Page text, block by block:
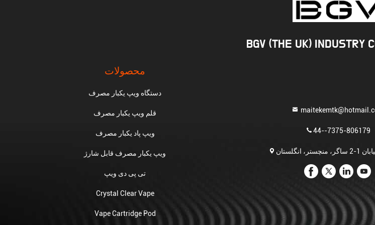
BGV (THE UK) INDUSTRY
محصولات
دستگاه ویپ یکبار مصرف
قلم ویپ یکبار مصرف
ویپ پاد یکبار مصرف
ویپ یکبار مصرف قابل شارژ
تی پی دی ویپ
Crystal Clear Vape
Vape Cartridge Pod
44--7375-806179